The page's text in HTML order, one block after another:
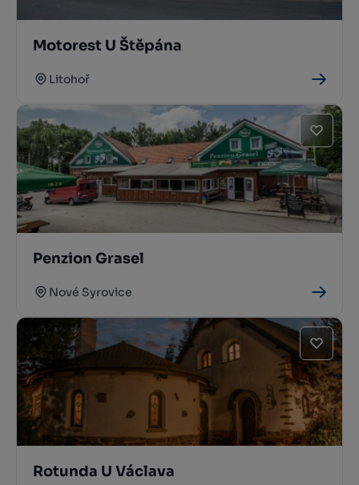
Motorest U Štěpána
Litohoř
Penzion Grasel
Nové Syrovice
Rotunda U Václava